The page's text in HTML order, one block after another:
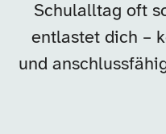
Schulalltag oft
entlastet dich –
und